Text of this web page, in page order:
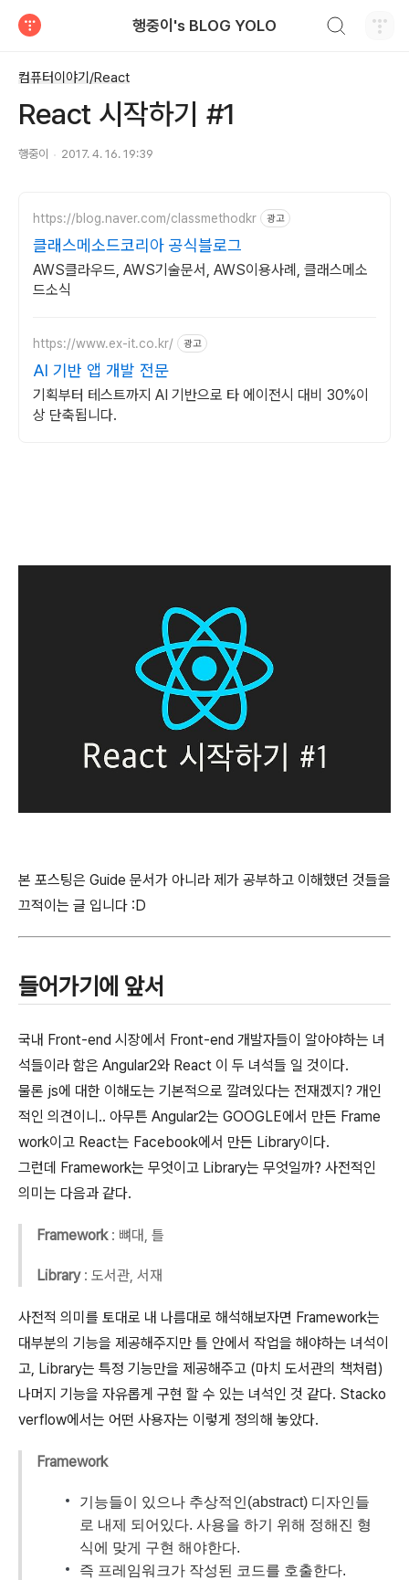
행중이's BLOG YOLO
컴퓨터이야기/React
React 시작하기 #1
행중이 2017. 4. 16. 19:39
https://blog.naver.com/classmethodkr 광고
클래스메소드코리아 공식블로그
AWS클라우드, AWS기술문서, AWS이용사례, 클래스메소
드소식
https://www.ex-it.co.kr/ 광고
AI 기반 앱 개발 전문
기획부터 테스트까지 AI 기반으로 타 에이전시 대비 30%이
상 단축됩니다.
본 포스팅은 Guide 문서가 아니라 제가 공부하고 이해했던 것들을
끄적이는 글 입니다 :D
들어가기에 앞서
국내 Front-end 시장에서 Front-end 개발자들이 알아야하는 녀
석들이라 함은 Angular2와 React 이 두 녀석들 일 것이다.
물론 js에 대한 이해도는 기본적으로 깔려있다는 전재겠지? 개인
적인 의견이니.. 아무튼 Angular2는 GOOGLE에서 만든 Frame
work이고 React는 Facebook에서 만든 Library이다.
그런데 Framework는 무엇이고 Library는 무엇일까? 사전적인
의미는 다음과 같다.
Framework: 뼈대, 틀
Library: 도서관, 서재
사전적 의미를 토대로 내 나름대로 해석해보자면 Framework는
대부분의 기능을 제공해주지만 틀 안에서 작업을 해야하는 녀석이
고, Library는 특정 기능만을 제공해주고 (마치 도서관의 책처럼)
나머지 기능을 자유롭게 구현 할 수 있는 녀석인 것 같다. Stacko
verflow에서는 어떤 사용자는 이렇게 정의해 놓았다.
Framework
기능들이 있으나 추상적인(abstract) 디자인들
로 내제 되어있다. 사용을 하기 위해 정해진 형
식에 맞게 구현 해야한다.
즉 프레임워크가 작성된 코드를 호출한다.